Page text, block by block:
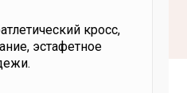
кросс,
эстафетное